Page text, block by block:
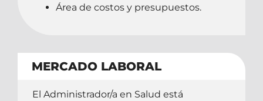
Área de costos y presupuestos.
MERCADO LABORAL
El Administrador/a en Salud está